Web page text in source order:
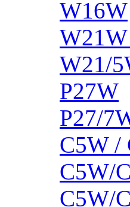
W16W
W21/
P27W
P27/
C5W /
C5W/
C5W/